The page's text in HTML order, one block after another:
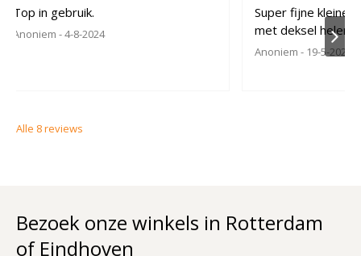
Top in gebruik.
Anoniem - 4-8-2024
Super fijne kleine
met deksel
Anoniem- 19-5-2024
Alle 8reviews
Bezoek onze winkels in Rotterdam
of Eindhoven